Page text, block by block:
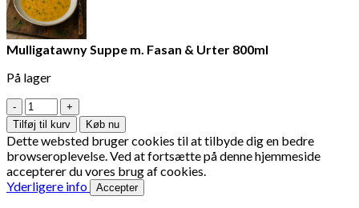
Mulligatawny Suppe m. Fasan & Urter 800ml
På lager
Mulligatawny
Suppe
m.
Fasan
&
Urter
800ml
Tilføj til kurv Køb nu
Dette websted bruger cookies til at tilbyde dig en bedre
browseroplevelse. Ved at fortsætte på denne hjemmeside
accepterer du vores brug af cookies.
Yderligere info
Accepter